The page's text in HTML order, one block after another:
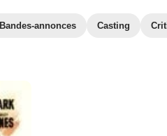
Bandes-annonces Casting